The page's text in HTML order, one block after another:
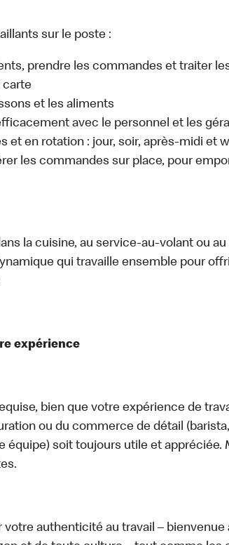
sur le poste :
prendre les commandes et traiter
carte
et les aliments
avec le personnel et les
et en rotation : jour, soir, après-midi et
les commandes sur place, pour
la cuisine, au service-au-volant ou
qui travaille ensemble pour
expérience
bien que votre expérience de
ou du commerce de détail
équipe) soit toujours utile et appréciée.
votre authenticité au travail –